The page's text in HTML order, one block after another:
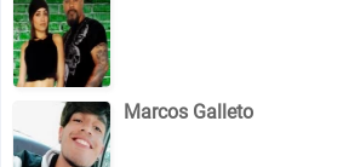
Marcos Galleto